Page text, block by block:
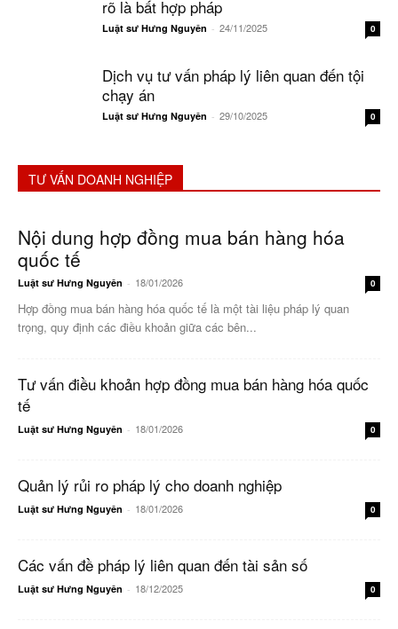
rõ là bất hợp pháp
Luật sư Hưng Nguyên - 24/11/2025 0
Dịch vụ tư vấn pháp lý liên quan đến tội
chạy án
Luật sư Hưng Nguyên - 29/10/2025 0
TƯ VẤN DOANH NGHIỆP
Nội dung hợp đồng mua bán hàng hóa
quốc tế
Luật sư Hưng Nguyên - 18/01/2026 0
Hợp đồng mua bán hàng hóa quốc tế là một tài liệu pháp lý quan
trọng, quy định các điều khoản giữa các bên...
Tư vấn điều khoản hợp đồng mua bán hàng hóa quốc
tế
Luật sư Hưng Nguyên - 18/01/2026 0
Quản lý rủi ro pháp lý cho doanh nghiệp
Luật sư Hưng Nguyên - 18/01/2026 0
Các vấn đề pháp lý liên quan đến tài sản số
Luật sư Hưng Nguyên - 18/12/2025 0